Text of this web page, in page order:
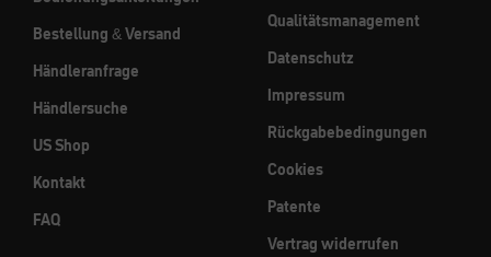
Bestellung & Versand
Händleranfrage
Händlersuche
US Shop
Kontakt
FAQ
Qualitätsmanagement
Datenschutz
Impressum
Rückgabebedingungen
Cookies
Patente
Vertrag widerrufen